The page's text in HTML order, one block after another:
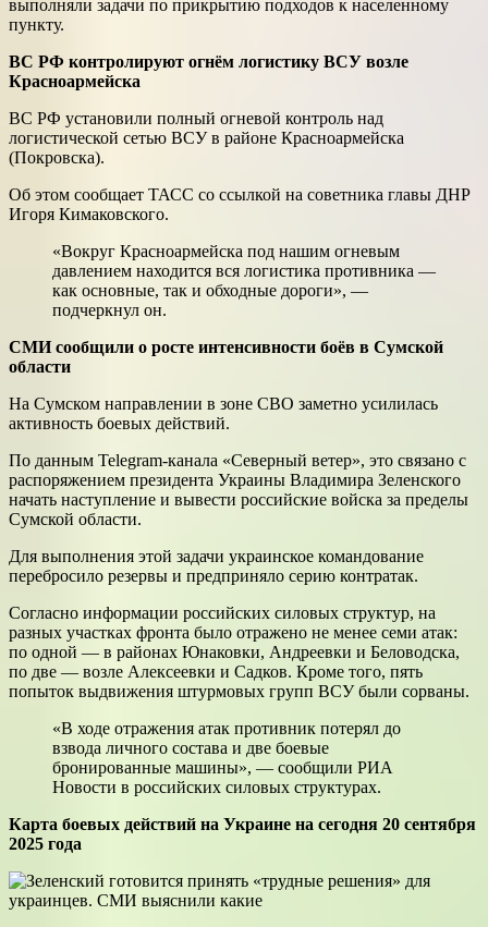
выполняли задачи по прикрытию подходов к населенному
пункту.
ВС РФ контролируют огнём логистику ВСУ возле
Красноармейска
ВС РФ установили полный огневой контроль над
логистической сетью ВСУ в районе Красноармейска
(Покровска).
Об этом сообщает ТАСС со ссылкой на советника главы ДНР
Игоря Кимаковского.
«Вокруг Красноармейска под нашим огневым
давлением находится вся логистика противника —
как основные, так и обходные дороги», —
подчеркнул он.
СМИ сообщили о росте интенсивности боёв в Сумской
области
На Сумском направлении в зоне СВО заметно усилилась
активность боевых действий.
По данным Telegram-канала «Северный ветер», это связано с
распоряжением президента Украины Владимира Зеленского
начать наступление и вывести российские войска за пределы
Сумской области.
Для выполнения этой задачи украинское командование
перебросило резервы и предприняло серию контратак.
Согласно информации российских силовых структур, на
разных участках фронта было отражено не менее семи атак:
по одной — в районах Юнаковки, Андреевки и Беловодска,
по две — возле Алексеевки и Садков. Кроме того, пять
попыток выдвижения штурмовых групп ВСУ были сорваны.
«В ходе отражения атак противник потерял до
взвода личного состава и две боевые
бронированные машины», — сообщили РИА
Новости в российских силовых структурах.
Карта боевых действий на Украине на сегодня 20 сентября
2025 года